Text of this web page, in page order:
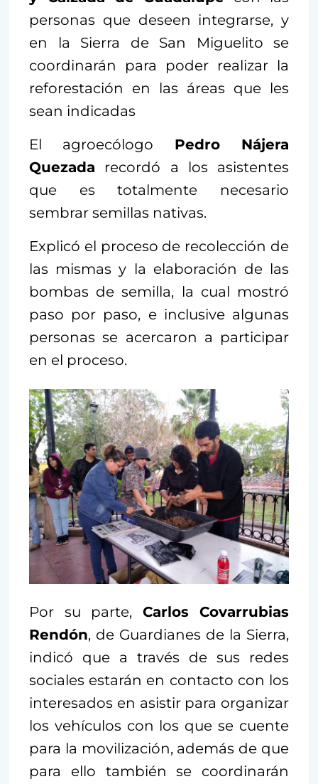
personas que deseen integrarse, y
en la Sierra de San Miguelito se
coordinarán para poder realizar la
reforestación en las áreas que les
sean indicadas
El agroecólogo Pedro Nájera
Quezada recordó a los asistentes
que es totalmente necesario
sembrar semillas nativas.
Explicó el proceso de recolección de
las mismas y la elaboración de las
bombas de semilla, la cual mostró
paso por paso, e inclusive algunas
personas se acercaron a participar
en el proceso.
Por su parte, Carlos Covarrubias
Rendón, de Guardianes de la Sierra,
indicó que a través de sus redes
sociales estarán en contacto con los
interesados en asistir para organizar
los vehículos con los que se cuente
para la movilización, además de que
para ello también se coordinarán